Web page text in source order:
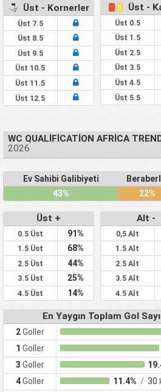
Üst - Kornerler
Üst 7.5
Üst 8.5
Üst 9.5
Üst 10.5
Üst 11.5
Üst 12.5
Üst -
Üst 0.5
Üst 1.5
Üst 2.5
Üst 3.5
Üst 4.5
Üst 5.5
WC QUALIFICATION AFRICA
2026
Ev Sahibi Galibiyeti
43%
22%
Üst +
0.5 Üst 91%
1.5 Üst 68%
2.5 Üst 44%
3.5 Üst 25%
4.5 Üst 14%
Alt -
0,5 Alt
1.5 Alt
2.5 Alt
3.5 Alt
4.5 Alt
En Yaygın Toplam Gol
2Goller
1 Goller
3 Goller
4Goller 11.4% / 30